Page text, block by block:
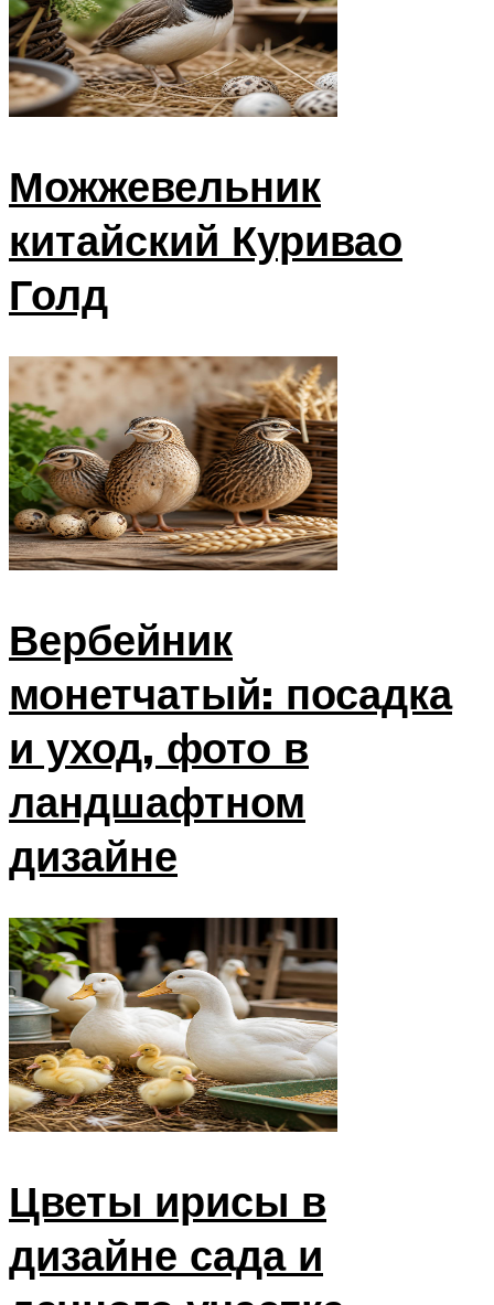
Можжевельник
китайский Куривао
Голд
Вербейник
монетчатый: посадка
и уход, фото в
ландшафтном
дизайне
Цветы ирисы в
дизайне сада и